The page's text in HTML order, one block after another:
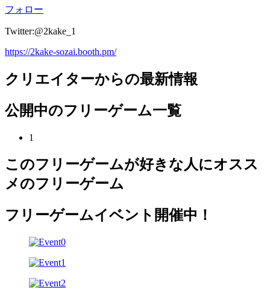
フォロー
Twitter:@2kake_1
https://2kake-sozai.booth.pm/
クリエイターからの最新情報
公開中のフリーゲーム一覧
1
このフリーゲームが好きな人にオスス
メのフリーゲーム
フリーゲームイベント開催中！